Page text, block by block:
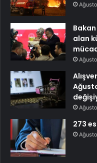
alan
273